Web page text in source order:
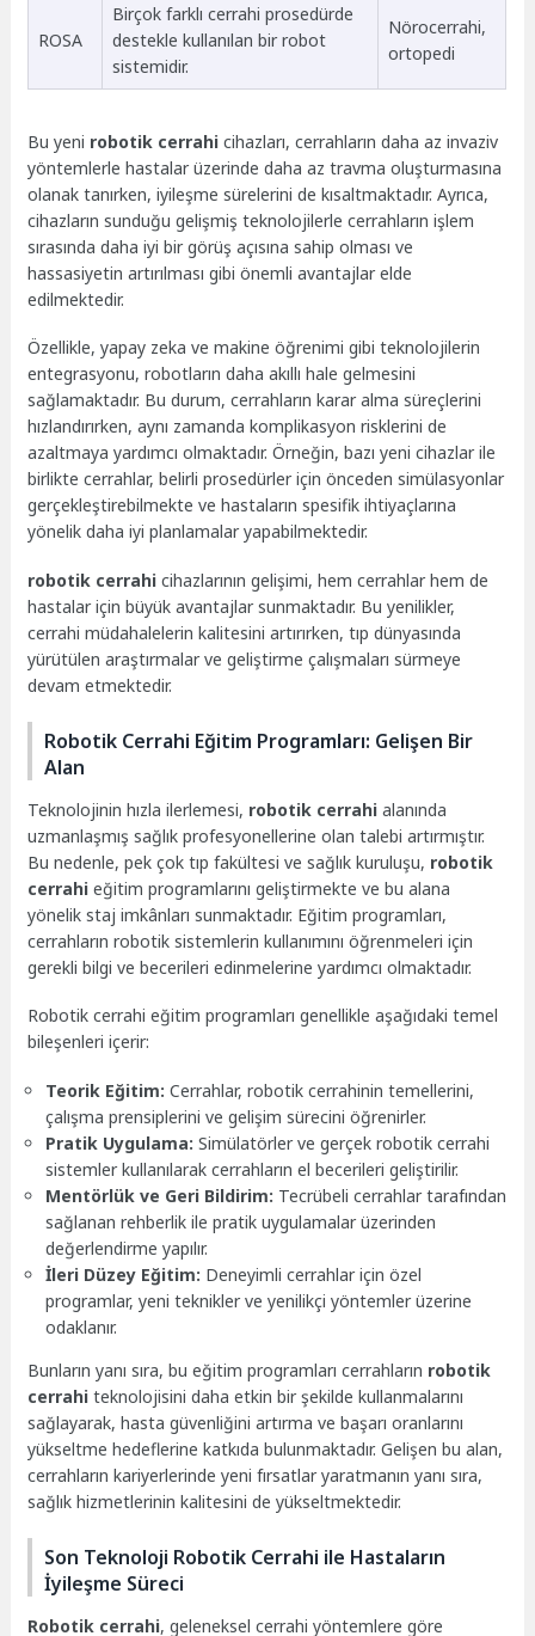
ROSA
Birçok farklı cerrahi prosedürde
destekle kullanılan bir robot
sistemidir.
Nörocerrahi,
ortopedi
Bu yeni robotik cerrahi cihazları, cerrahların daha az invaziv
yöntemlerle hastalar üzerinde daha az travma oluşturmasına
olanak tanırken, iyileşme sürelerini de kısaltmaktadır. Ayrıca,
cihazların sunduğu gelişmiş teknolojilerle cerrahların işlem
sırasında daha iyi bir görüş açısına sahip olması ve
hassasiyetin artırılması gibi önemli avantajlar elde
edilmektedir.
Özellikle, yapay zeka ve makine öğrenimi gibi teknolojilerin
entegrasyonu, robotların daha akıllı hale gelmesini
sağlamaktadır. Bu durum, cerrahların karar alma süreçlerini
hızlandırırken, aynı zamanda komplikasyon risklerini de
azaltmaya yardımcı olmaktadır. Örneğin, bazı yeni cihazlar ile
birlikte cerrahlar, belirli prosedürler için önceden simülasyonlar
gerçekleştirebilmekte ve hastaların spesifik ihtiyaçlarına
yönelik daha iyi planlamalar yapabilmektedir.
robotik cerrahi cihazlarının gelişimi, hem cerrahlar hem de
hastalar için büyük avantajlar sunmaktadır. Bu yenilikler,
cerrahi müdahalelerin kalitesini artırırken, tıp dünyasında
yürütülen araştırmalar ve geliştirme çalışmaları sürmeye
devam etmektedir.
Robotik Cerrahi Eğitim Programları: Gelişen Bir
Alan
Teknolojinin hızla ilerlemesi, robotik cerrahi alanında
uzmanlaşmış sağlık profesyonellerine olan talebi artırmıştır.
Bu nedenle, pek çok tıp fakültesi ve sağlık kuruluşu, robotik
cerrahi eğitim programlarını geliştirmekte ve bu alana
yönelik staj imkânları sunmaktadır. Eğitim programları,
cerrahların robotik sistemlerin kullanımını öğrenmeleri için
gerekli bilgi ve becerileri edinmelerine yardımcı olmaktadır.
Robotik cerrahi eğitim programları genellikle aşağıdaki temel
bileşenleri içerir:
Teorik Eğitim: Cerrahlar, robotik cerrahinin temellerini,
çalışma prensiplerini ve gelişim sürecini öğrenirler.
Pratik Uygulama: Simülatörler ve gerçek robotik cerrahi
sistemler kullanılarak cerrahların el becerileri geliştirilir.
Mentörlük ve Geri Bildirim: Tecrübeli cerrahlar tarafından
sağlanan rehberlik ile pratik uygulamalar üzerinden
değerlendirme yapılır.
İleri Düzey Eğitim: Deneyimli cerrahlar için özel
programlar, yeni teknikler ve yenilikçi yöntemler üzerine
odaklanır.
Bunların yanı sıra, bu eğitim programları cerrahların robotik
cerrahi teknolojisini daha etkin bir şekilde kullanmalarını
sağlayarak, hasta güvenliğini artırma ve başarı oranlarını
yükseltme hedeflerine katkıda bulunmaktadır. Gelişen bu alan,
cerrahların kariyerlerinde yeni fırsatlar yaratmanın yanı sıra,
sağlık hizmetlerinin kalitesini de yükseltmektedir.
Son Teknoloji Robotik Cerrahi ile Hastaların
İyileşme Süreci
Robotik cerrahi, geleneksel cerrahi yöntemlere göre